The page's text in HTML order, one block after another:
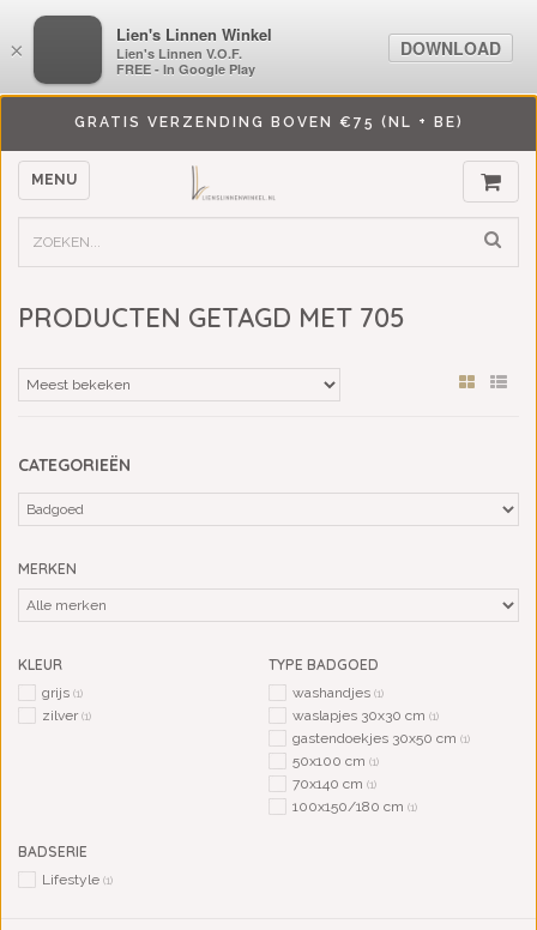
GRATIS VERZENDING BOVEN €75 (NL + BE)
MENU
PRODUCTEN GETAGD MET 705
CATEGORIEËN
MERKEN
KLEUR
grijs (1)
zilver(1)
TYPE BADGOED
washandjes (1)
waslapjes 30x30 cm (1)
gastendoekjes 30x50 cm (1)
50x100 cm (1)
70x140 cm (1)
100x150/180 cm (1)
BADSERIE
Lifestyle (1)
×
LiensLinnenwinkel.nl
Lien's Linnen V.O.F.
FREE - In Google Play
DOWNLOAD
×
Lien's Linnen Winkel
Lien's Linnen V.O.F.
FREE - In Google Play
DOWNLOAD